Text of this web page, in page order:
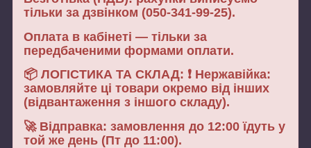
тільки за дзвінком (050-341-99-25).
Оплата в кабінеті — тільки за
передбаченими формами оплати.
📦 ЛОГІСТИКА ТА СКЛАД: ❗ Нержавійка:
замовляйте ці товари окремо від інших
(відвантаження з іншого складу).
🚀 Відправка: замовлення до 12:00 їдуть у
той же день (Пт до 11:00).